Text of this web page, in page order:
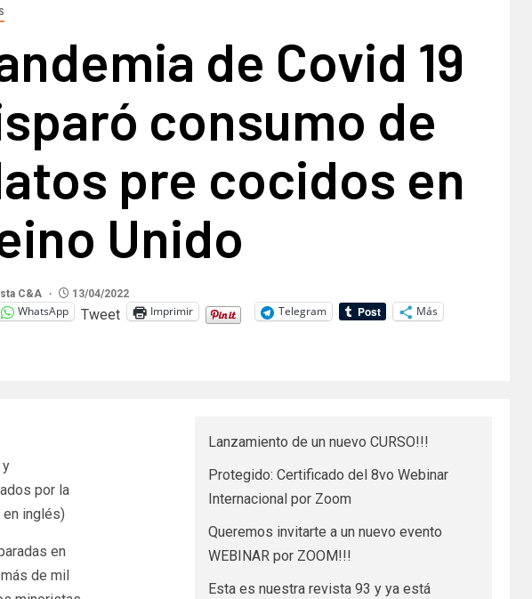
de Covid 19
consumo de
pre cocidos en
Unido
C&A 13/04/2022
WhatsApp Tweet Imprimir Telegram Más
por la
inglés)
en
de mil
Lanzamiento de un nuevo CURSO!!!
Protegido: Certificado del 8vo Webinar
Internacional por Zoom
Queremos invitarte a un nuevo evento
WEBINAR por ZOOM!!!
Esta es nuestra revista 93 y ya está